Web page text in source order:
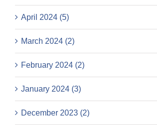
April 2024 (5)
March 2024 (2)
February 2024 (2)
January 2024 (3)
December 2023 (2)